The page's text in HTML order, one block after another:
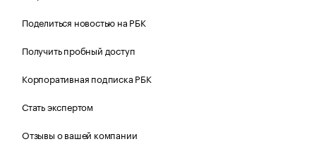
Поделиться новостью на РБК
Получить пробный доступ
Корпоративная подписка РБК
Стать экспертом
Отзывы о вашей компании